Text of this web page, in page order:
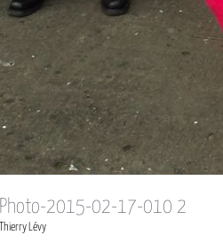
Photo-2015-02-17-010 2
Thierry Lévy